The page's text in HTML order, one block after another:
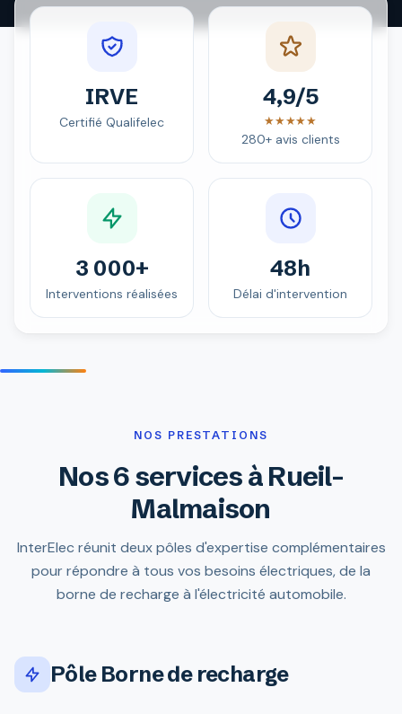
IRVE
Certifié Qualifelec
4,9/5
★★★★★
280+ avis clients
3 000+
Interventions réalisées
48h
Délai d'intervention
NOS PRESTATIONS
Nos 6 services à Rueil-
Malmaison
InterElec réunit deux pôles d'expertise complémentaires
pour répondre à tous vos besoins électriques, de la
borne de recharge à l'électricité automobile.
Pôle Borne de recharge